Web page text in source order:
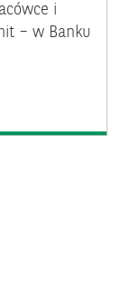
i
– w Banku